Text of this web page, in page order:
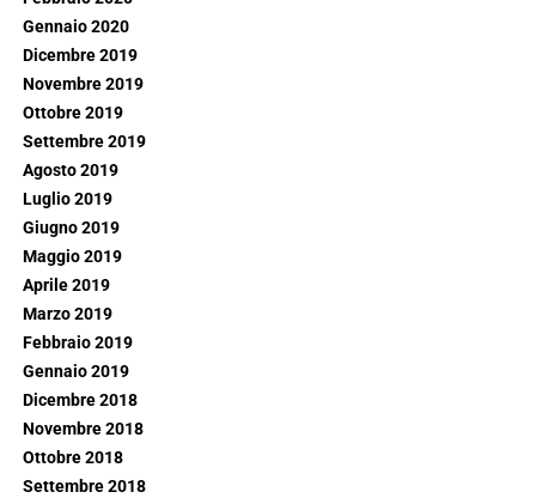
Gennaio 2020
Dicembre 2019
Novembre 2019
Ottobre 2019
Settembre 2019
Agosto 2019
Luglio 2019
Giugno 2019
Maggio 2019
Aprile 2019
Marzo 2019
Febbraio 2019
Gennaio 2019
Dicembre 2018
Novembre 2018
Ottobre 2018
Settembre 2018